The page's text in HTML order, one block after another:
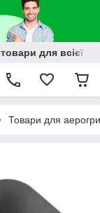
для всієї
Товари для